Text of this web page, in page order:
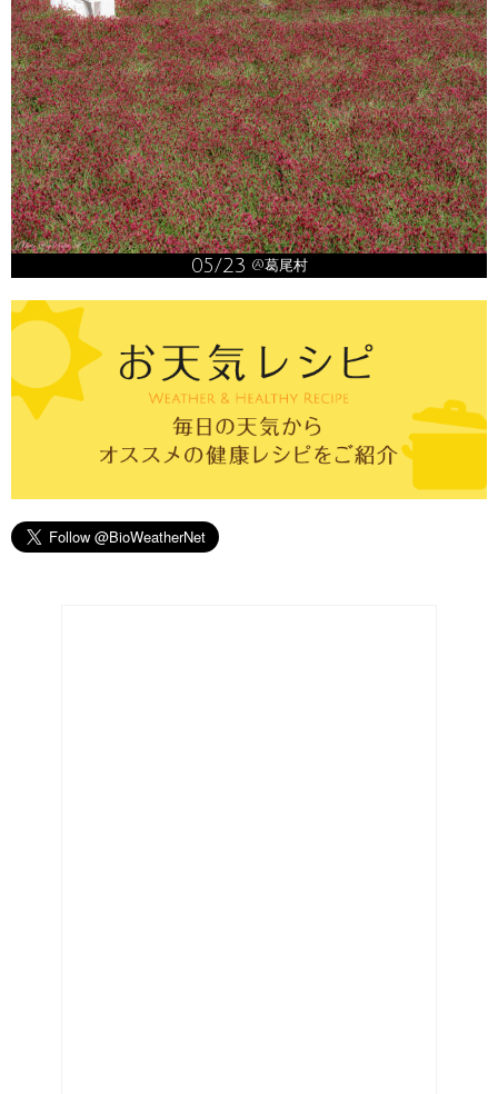
05/23 @葛尾村